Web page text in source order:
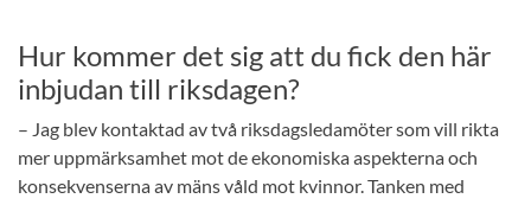
Hur kommer det sig att du fick den här
inbjudan till riksdagen?
– Jag blev kontaktad av två riksdagsledamöter som vill rikta
mer uppmärksamhet mot de ekonomiska aspekterna och
konsekvenserna av mäns våld mot kvinnor. Tanken med